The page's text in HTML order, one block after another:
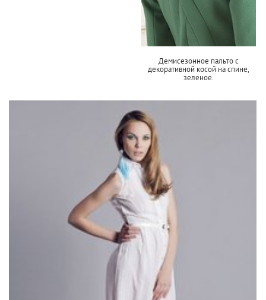
Демисезонное пальто с
декоративной косой на спине,
зеленое.